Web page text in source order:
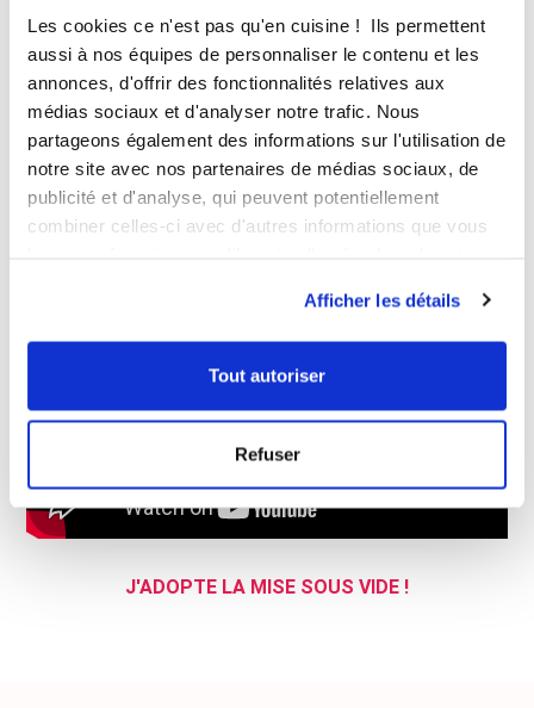
Les cookies ce n'est pas qu'en cuisine ! Ils permettent
aussi à nos équipes de personnaliser le contenu et les
annonces, d'offrir des fonctionnalités relatives aux
médias sociaux et d'analyser notre trafic. Nous
partageons également des informations sur l'utilisation de
notre site avec nos partenaires de médias sociaux, de
publicité et d'analyse, qui peuvent potentiellement
combiner celles-ci avec d'autres informations que vous
Afficher les détails
Tout autoriser
Refuser
des boîtes hermétiques adaptéesde différents
formats selon vos besoins. Vous pouvez également
acheter les couvercles pour les adapter à vos propres
boîtes, leur taille est universelle !
moteur dont la puissance consomme très peu, c’est
autant d’économies d’énergie réalisées ! Choisir le Be
Save®, c’est miser surla qualité et le professionnel
d’un appareil de mise sous vide.
la démonstration en vidéo !
J'ADOPTE LA MISE SOUS VIDE !